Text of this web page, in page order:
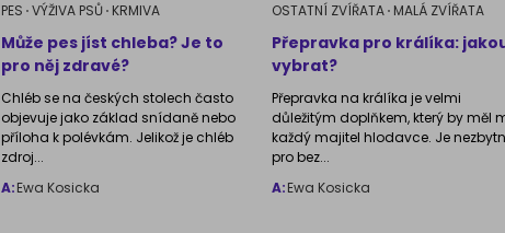
PES VÝŽIVA PSŮ KRMIVA
Může pes jíst chleba? Je to
pro něj zdravé?
Chléb se na českých stolech často
objevuje jako základ snídaně nebo
příloha k polévkám. Jelikož je chléb
zdroj...
A:Ewa Kosicka
OSTATNÍ ZVÍŘATA MALÁ ZVÍŘATA
Přepravka pro králíka:
vybrat?
Přepravka na králíka je velmi
důležitým doplňkem, který by měl
každý majitel hlodavce. Je
pro bez...
A:Ewa Kosicka